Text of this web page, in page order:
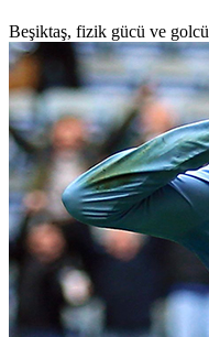
Beşiktaş, fizik gücü ve